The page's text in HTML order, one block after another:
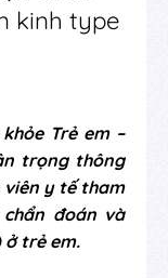
kinh type
Trẻ em –
trọng thông
viên y tế tham
đoán và
ở trẻ em.